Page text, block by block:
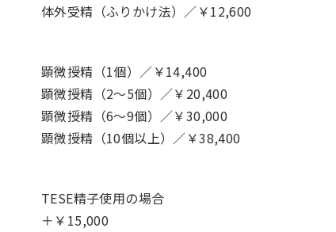
体外受精（ふりかけ法）／￥12,600
顕微授精（1個）／￥14,400
顕微授精（2～5個）／￥20,400
顕微授精（6～9個）／￥30,000
顕微授精（10個以上）／￥38,400
TESE精子使用の場合
＋￥15,000